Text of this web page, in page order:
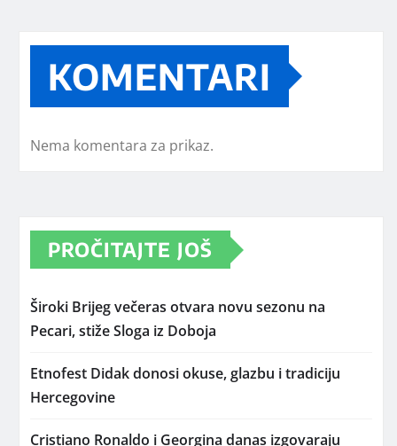
KOMENTARI
Nema komentara za prikaz.
PROČITAJTE JOŠ
Široki Brijeg večeras otvara novu sezonu na
Pecari, stiže Sloga iz Doboja
Etnofest Didak donosi okuse, glazbu i tradiciju
Hercegovine
Cristiano Ronaldo i Georgina danas izgovaraju